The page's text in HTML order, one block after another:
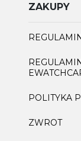
ZAKUPY
POLITYKA
ZWROT